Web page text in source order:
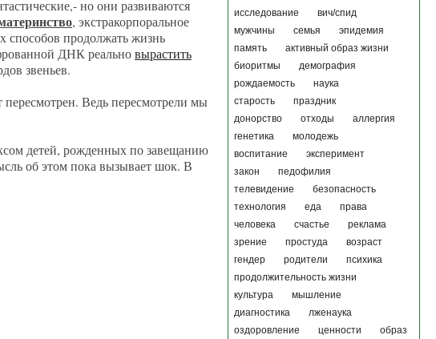
исследование
вич/спид
мужчины
семья
эпидемия
память
активный образ жизни
биоритмы
демография
рождаемость
наука
старость
праздник
донорство
отходы
аллергия
генетика
молодежь
воспитание
эксперимент
закон
педофилия
телевидение
безопасность
технология
еда
права
человека
счастье
реклама
зрение
простуда
возраст
гендер
родители
психика
продолжительность жизни
культура
мышление
диагностика
лженаука
оздоровление
ценности
образ
но они развиваются
, экстракорпоральное
способов продолжать жизнь
ДНК реальновырастить
звеньев.
Ведь пересмотрели мы
детей, рожденных по завещанию
об этом пока вызывает шок. В